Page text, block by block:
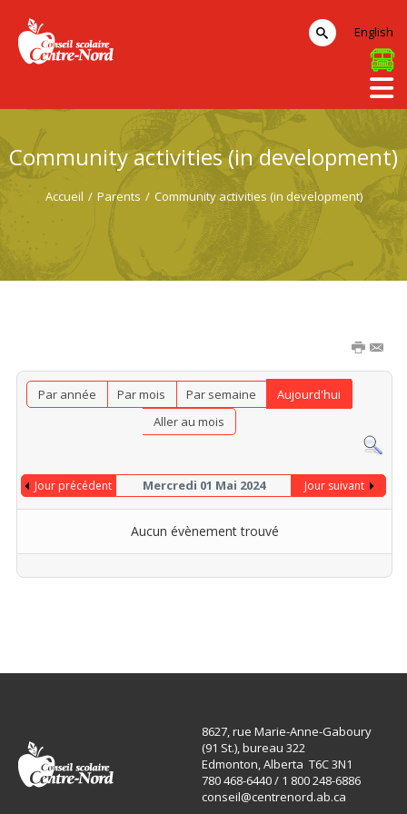
Community activities (in development)
Accueil / Parents / Community activities (in development)
Par année Par mois Par semaine
Aujourd'hui
Aller au mois
Jour précédent Mercredi 01 Mai 2024 Jour suivant
Aucun évènement trouvé
English
8627, rue Marie-Anne-Gaboury
(91 St.), bureau 322
Edmonton, Alberta T6C 3N1
780 468-6440 / 1 800 248-6886
conseil@centrenord.ab.ca